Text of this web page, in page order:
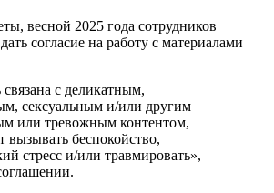
весной 2025 года сотрудников
согласие на работу с материалами
связана с деликатным,
сексуальным и/или другим
или тревожным контентом,
вызывать беспокойство,
стресс и/или травмировать», —